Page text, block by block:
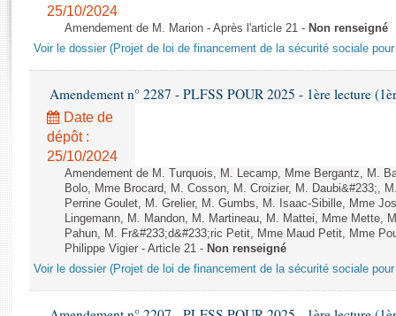
Rapports d'information
Rapports sur l'application des lois
Baromètre de l’application des lois
Dossiers législatifs
Budget et sécurité sociale
Questions écrites et orales
Comptes rendus des débats
Anciennes législatures
Liens vers les sites publics
25/10/2024
Amendement de M. Marion - Après l'article 21 - Non renseigné
Voir le dossier (Projet de loi de financement de la sécurité sociale pour
Amendement n° 2287 - PLFSS POUR 2025 - 1ère lecture
Date de
dépôt :
25/10/2024
Amendement de M. Turquois, M. Lecamp, Mme Bergantz, M.
Bolo, Mme Brocard, M. Cosson, M. Croizier, M. Daubi&#233;,
Perrine Goulet, M. Grelier, M. Gumbs, M. Isaac-Sibille, Mme
Lingemann, M. Mandon, M. Martineau, M. Mattei, Mme Mette,
Pahun, M. Fr&#233;d&#233;ric Petit, Mme Maud Petit, Mme
Philippe Vigier - Article 21 - Non renseigné
Voir le dossier (Projet de loi de financement de la sécurité sociale pour